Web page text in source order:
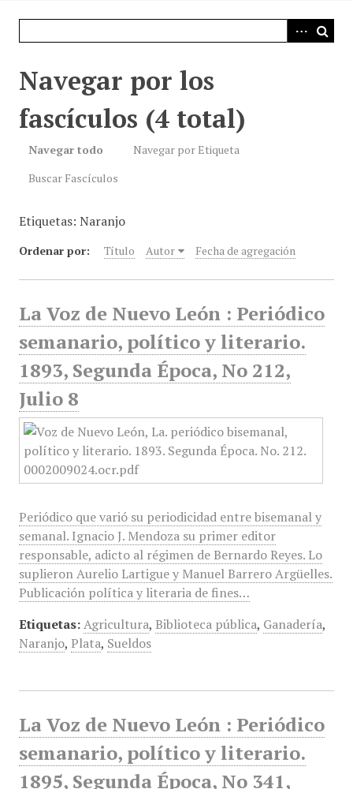
Navegar por los
fascículos (4 total)
Navegar todo
Navegar por Etiqueta
Buscar Fascículos
Etiquetas: Naranjo
Ordenar por: Título Autor Fecha de agregación
La Voz de Nuevo León : Periódico
semanario, político y literario.
1893, Segunda Época, No 212,
Julio 8
Periódico que varió su periodicidad entre bisemanal y
semanal. Ignacio J. Mendoza su primer editor
responsable, adicto al régimen de Bernardo Reyes. Lo
suplieron Aurelio Lartigue y Manuel Barrero Argüelles.
Publicación política y literaria de fines…
Etiquetas: Agricultura, Biblioteca pública, Ganadería,
Naranjo, Plata, Sueldos
La Voz de Nuevo León : Periódico
semanario, político y literario.
1895, Segunda Época, No 341,